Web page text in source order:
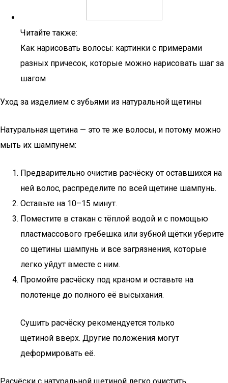
Читайте также:
Как нарисовать волосы: картинки с примерами
разных причесок, которые можно нарисовать шаг за
шагом
Уход за изделием с зубьями из натуральной щетины
Натуральная щетина — это те же волосы, и потому можно
мыть их шампунем:
Предварительно очистив расчёску от оставшихся на
ней волос, распределите по всей щетине шампунь.
Оставьте на 10–15 минут.
Поместите в стакан с тёплой водой и с помощью
пластмассового гребешка или зубной щётки уберите
со щетины шампунь и все загрязнения, которые
легко уйдут вместе с ним.
Промойте расчёску под краном и оставьте на
полотенце до полного её высыхания.
Сушить расчёску рекомендуется только
щетиной вверх. Другие положения могут
деформировать её.